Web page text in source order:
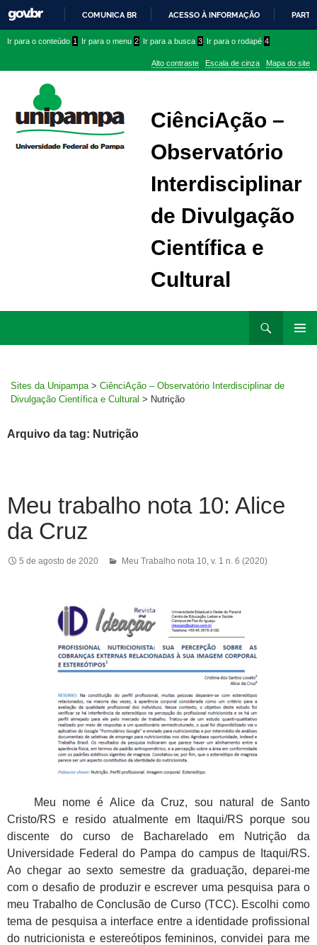
PARA
CONTEÚDO
COMUNICA BR ACESSO À INFORMAÇÃO
conteúdo
menu
superior
menu
Ir para o conteúdo 1 Ir para o menu 2 Ir para a busca 3 Ir para o rodapé 4
Alto contraste Escala de cinza Mapa do site
CiênciAção –
Observatório
Interdisciplinar
de Divulgação
Científica e
Cultural
Sites da Unipampa > CiênciAção – Observatório Interdisciplinar de
Divulgação Científica e Cultural > Nutrição
Arquivo da tag: Nutrição
Meu trabalho nota 10: Alice
da Cruz
5 de agosto de 2020 Meu Trabalho nota 10 v. 1 n. 6 (2020)
Meu nome é Alice da Cruz, sou natural de Santo
Cristo/RS e resido atualmente em Itaqui/RS porque sou
discente do curso de Bacharelado em Nutrição da
Universidade Federal do Pampa do campus de Itaqui/RS.
Ao chegar ao sexto semestre da graduação, deparei-me
com o desafio de produzir e escrever uma pesquisa para o
meu Trabalho de Conclusão de Curso (TCC). Escolhi como
tema de pesquisa a interface entre a identidade profissional
do nutricionista e estereótipos femininos, convidei para me